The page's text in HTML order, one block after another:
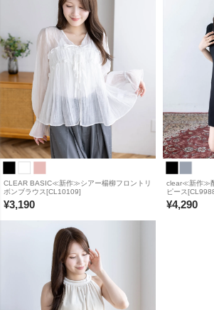
CLEAR BASIC≪新作≫シアー楊柳フロントリ
ボンブラウス[CL10109]
¥3,190
clear≪新作≫
ピース
¥4,290